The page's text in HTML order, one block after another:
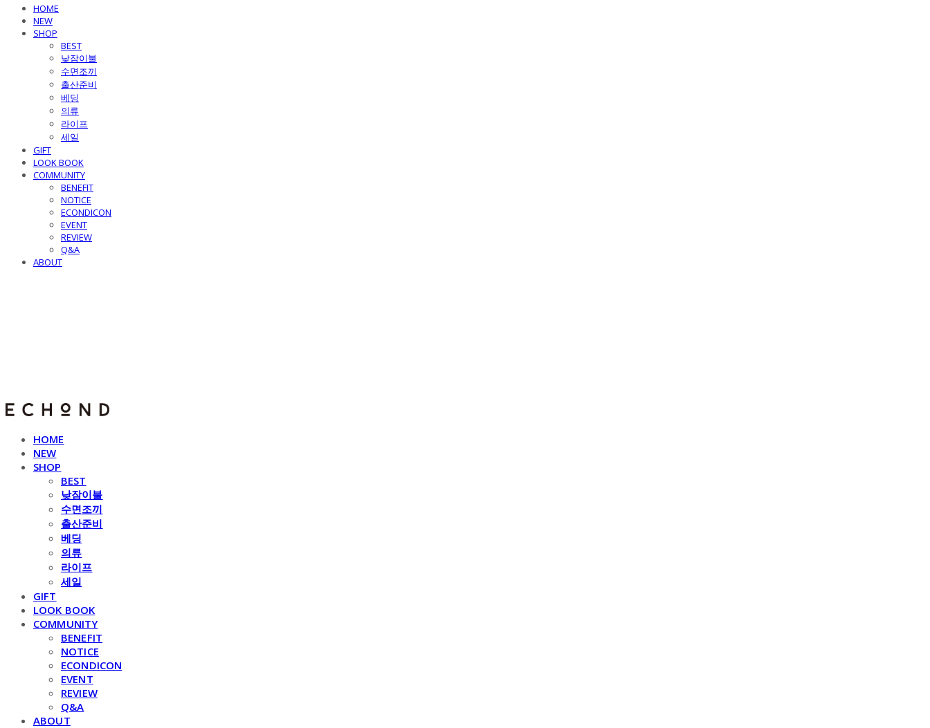
HOME
NEW
SHOP
BEST
낮잠이불
수면조끼
출산준비
베딩
의류
라이프
세일
GIFT
LOOK BOOK
COMMUNITY
BENEFIT
NOTICE
ECONDICON
EVENT
REVIEW
Q&A
ABOUT
HOME
NEW
SHOP
BEST
낮잠이불
수면조끼
출산준비
베딩
의류
라이프
세일
GIFT
LOOK BOOK
COMMUNITY
BENEFIT
NOTICE
ECONDICON
EVENT
REVIEW
Q&A
ABOUT